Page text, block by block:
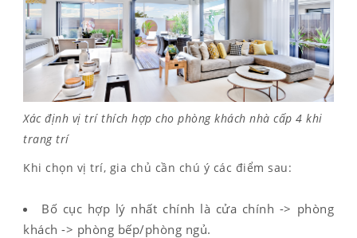
Xác định vị trí thích hợp cho phòng khách nhà cấp 4 khi
trang trí
Khi chọn vị trí, gia chủ cần chú ý các điểm sau:
Bố cục hợp lý nhất chính là cửa chính -> phòng
khách -> phòng bếp/phòng ngủ.